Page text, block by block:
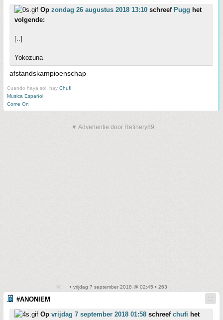
Op zondag 26 augustus 2018 13:10 schreef Pugg het
volgende:
[..]
Yokozuna
afstandskampioenschap
Cuando haya sol, hay Chufi
Musica Español
Come On
▼ Advertentie door Refinery89
• vrijdag 7 september 2018 @ 02:45 • 263
#ANONIEM
Op vrijdag 7 september 2018 01:58 schreef chufi het